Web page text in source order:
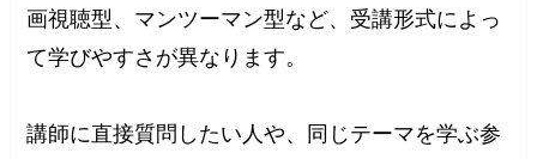
画視聴型、マンツーマン型など、受講形式によっ
て学びやすさが異なります。
講師に直接質問したい人や、同じテーマを学ぶ参